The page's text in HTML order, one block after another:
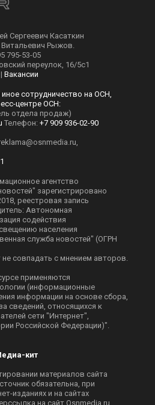
Сергеевич Касаткин
Рыжов.
795-53-05
переулок, 16/5с1
| Вакансии
сотрудничество на ОСН,
центре ОСН:
отдела продаж)
Телефон: +7 909 936-02-90
агентство
зарегистрировано
реестровая запись
Автономная
содействия
населения
служба новостей" (ОГРН
совпадать с мнением авторов.
применяются
(информационные
информации на основе сбора,
сведений, относящихся к
сети "Интернет",
Российской Федерации)".
кит
материалов сайта
обязательна, при
изданиях и на сайтах
на сайт Оsnmedia.ru.